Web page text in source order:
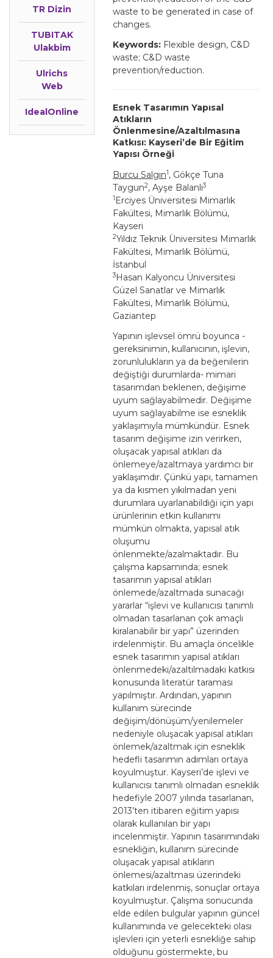
TR Dizin
TUBITAK
Ulakbim
Ulrichs
Web
IdealOnline
waste to be generated in case of
changes.
Keywords: Flexible design, C&D
waste; C&D waste
prevention/reduction.
Esnek Tasarımın Yapısal
Atıkların
Önlenmesine/Azaltılmasına
Katkısı: Kayseri’de Bir Eğitim
Yapısı Örneği
Burcu Salgın1, Gökçe Tuna
Taygun2, Ayşe Balanlı3
1 Erciyes Üniversitesi Mimarlık
Fakültesi, Mimarlık Bölümü,
Kayseri
2Yıldız Teknik Üniversitesi Mimarlık
Fakültesi, Mimarlık Bölümü,
İstanbul
3Hasan Kalyoncu Üniversitesi
Güzel Sanatlar ve Mimarlık
Fakültesi, Mimarlık Bölümü,
Gaziantep
Yapının işlevsel ömrü boyunca -
gereksinimin, kullanıcının, işlevin,
zorunlulukların ya da beğenilerin
değiştiği durumlarda- mimari
tasarımdan beklenen, değişime
uyum sağlayabilmedir. Değişime
uyum sağlayabilme ise esneklik
yaklaşımıyla mümkündür. Esnek
tasarım değişime izin verirken,
oluşacak yapısal atıkları da
önlemeye/azaltmaya yardımcı bir
yaklaşımdır. Çünkü yapı, tamamen
ya da kısmen yıkılmadan yeni
durumlara uyarlanabildiği için yapı
ürünlerinin etkin kullanımı
mümkün olmakta, yapısal atık
oluşumu
önlenmekte/azalmaktadır. Bu
çalışma kapsamında; esnek
tasarımın yapısal atıkları
önlemede/azaltmada sunacağı
yararlar “işlevi ve kullanıcısı tanımlı
olmadan tasarlanan çok amaçlı
kiralanabilir bir yapı” üzerinden
irdelenmiştir. Bu amaçla öncelikle
esnek tasarımın yapısal atıkları
önlenmedeki/azaltılmadaki katkısı
konusunda literatür taraması
yapılmıştır. Ardından, yapının
kullanım sürecinde
değişim/dönüşüm/yenilemeler
nedeniyle oluşacak yapısal atıkları
önlemek/azaltmak için esneklik
hedefli tasarımın adımları ortaya
koyulmuştur. Kayseri’de işlevi ve
kullanıcısı tanımlı olmadan esneklik
hedefiyle 2007 yılında tasarlanan,
2013’ten itibaren eğitim yapısı
olarak kullanılan bir yapı
incelenmiştir. Yapının tasarımındaki
esnekliğin, kullanım sürecinde
oluşacak yapısal atıkların
önlemesi/azaltması üzerindeki
katkıları irdelenmiş, sonuçlar ortaya
koyulmuştur. Çalışma sonucunda
elde edilen bulgular yapının güncel
kullanımında ve gelecekteki olası
işlevleri için yeterli esnekliğe sahip
olduğunu göstermekte, bu